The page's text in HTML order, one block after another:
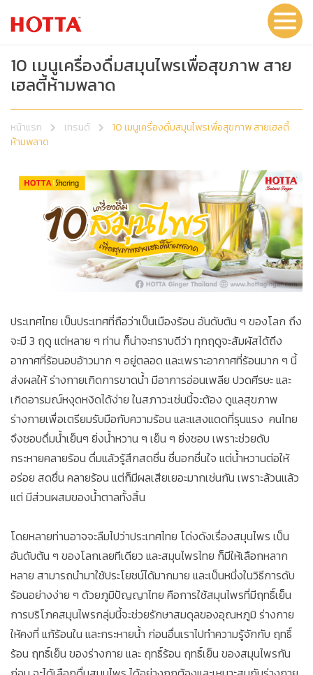
10 เมนูเครื่องดื่มสมุนไพรเพื่อสุขภาพ สาย
เฮลตี้ห้ามพลาด
หน้าแรก เทรนด์
10 เมนูเครื่องดื่มสมุนไพรเพื่อสุขภาพ สายเฮลตี้
ห้ามพลาด
ประเทศไทย เป็นประเทศที่ถือว่าเป็นเมืองร้อน อันดับต้น ๆ ของโลก ถึง
จะมี 3 ฤดู แต่หลาย ๆ ท่าน ก็น่าจะทราบดีว่า ทุกฤดูจะสัมผัสได้ถึง
อากาศที่ร้อนอบอ้าวมาก ๆ อยู่ตลอด และเพราะอากาศที่ร้อนมาก ๆ นี้
ส่งผลให้ ร่างกายเกิดการขาดน้ำ มีอาการอ่อนเพลีย ปวดศีรษะ และ
เกิดอารมณ์หงุดหงิดได้ง่าย ในสภาวะเช่นนี้จะต้อง ดูแลสุขภาพ
ร่างกายเพื่อเตรียมรับมือกับความร้อน และแสงแดดที่รุนแรง คนไทย
จึงชอบดื่มน้ำเย็นๆ ยิ่งน้ำหวาน ๆ เย็น ๆ ยิ่งชอบ เพราะช่วยดับ
กระหายคลายร้อน ดื่มแล้วรู้สึกสดชื่น ชื่นอกชื่นใจ แต่น้ำหวานต่อให้
อร่อย สดชื่น คลายร้อน แต่ก็มีผลเสียเยอะมากเช่นกัน เพราะล้วนแล้ว
แต่ มีส่วนผสมของน้ำตาลทั้งสิ้น
โดยหลายท่านอาจจะลืมไปว่าประเทศไทย โด่งดังเรื่องสมุนไพร เป็น
อันดับต้น ๆ ของโลกเลยทีเดียว และสมุนไพรไทย ก็มีให้เลือกหลาก
หลาย สามารถนำมาใช้ประโยชน์ได้มากมาย และเป็นหนึ่งในวิธีการดับ
ร้อนอย่างง่าย ๆ ด้วยภูมิปัญญาไทย คือการใช้สมุนไพรที่มีฤทธิ์เย็น
การบริโภคสมุนไพรกลุ่มนี้จะช่วยรักษาสมดุลของอุณหภูมิ ร่างกาย
ให้คงที่ แก้ร้อนใน และกระหายน้ำ ก่อนอื่นเราไปทำความรู้จักกับ ฤทธิ์
ร้อน ฤทธิ์เย็น ของร่างกาย และ ฤทธิ์ร้อน ฤทธิ์เย็น ของสมุนไพรกัน